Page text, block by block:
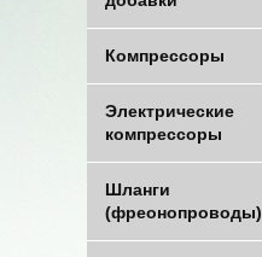
Компрессоры
Электрические
компрессоры
Шланги
(фреонопроводы)